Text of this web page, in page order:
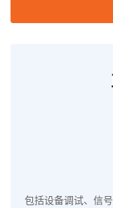
包括设备调试、信